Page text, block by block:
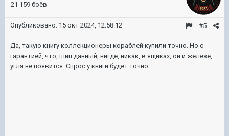
21 159 боёв
#5
Опубликовано: 15 окт 2024, 12:58:12
Да, такую книгу коллекционеры кораблей купили точно. Но с
гарантией, что, шип данный, нигде, никак, в ящиках, ои и железе,
угля не появится. Спрос у книги будет точно.